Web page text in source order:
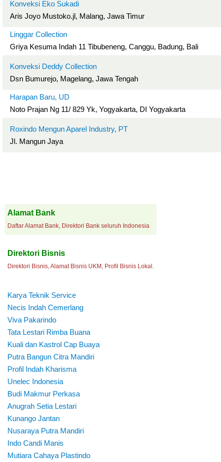
Konveksi Eko Sukadi
Aris Joyo Mustoko.jl, Malang, Jawa Timur
Linggar Collection
Griya Kesuma Indah 11 Tibubeneng, Canggu, Badung, Bali
Konveksi Deddy Collection
Dsn Bumurejo, Magelang, Jawa Tengah
Harapan Baru, UD
Noto Prajan Ng 11/ 829 Yk, Yogyakarta, DI Yogyakarta
Roxindo Mengun Aparel Industry, PT
Jl. Mangun Jaya
Alamat Bank
Daftar Alamat Bank, Direktori Bank seluruh Indonesia
Direktori Bisnis
Direktori Bisnis, Alamat Bisnis UKM, Profil Bisnis Lokal.
Karya Teknik Service
Necis Indah Cemerlang
Viva Pakarindo
Tata Lestari Rimba Buana
Kuali dan Kastrol Cap Buaya
Putra Bangun Citra Mandiri
Profil Indah Kharisma
Unelec Indonesia
Budi Makmur Perkasa
Anugrah Setia Lestari
Kunango Jantan
Nusaraya Putra Mandiri
Indo Candi Manis
Mutiara Cahaya Plastindo